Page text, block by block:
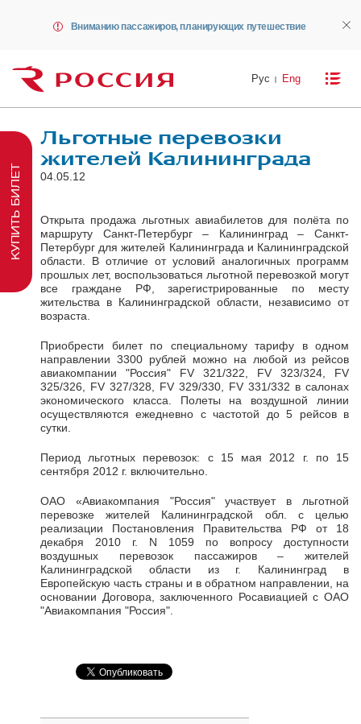
Вниманию пассажиров, планирующих путешествие
Рус Eng
Льготные перевозки
жителей Калининграда
04.05.12
Открыта продажа льготных авиабилетов для полёта по
маршруту Санкт-Петербург – Калининград – Санкт-
Петербург для жителей Калининграда и Калининградской
области. В отличие от условий аналогичных программ
прошлых лет, воспользоваться льготной перевозкой могут
все граждане РФ, зарегистрированные по месту
жительства в Калининградской области, независимо от
возраста.
Приобрести билет по специальному тарифу в одном
направлении 3300 рублей можно на любой из рейсов
авиакомпании "Россия" FV 321/322, FV 323/324, FV
325/326, FV 327/328, FV 329/330, FV 331/332 в салонах
экономического класса. Полеты на воздушной линии
осуществляются ежедневно с частотой до 5 рейсов в
сутки.
Период льготных перевозок: с 15 мая 2012 г. по 15
сентября 2012 г. включительно.
ОАО «Авиакомпания "Россия" участвует в льготной
перевозке жителей Калининградской обл. с целью
реализации Постановления Правительства РФ от 18
декабря 2010 г. N 1059 по вопросу доступности
воздушных перевозок пассажиров – жителей
Калининградской области из г. Калининград в
Европейскую часть страны и в обратном направлении, на
основании Договора, заключенного Росавиацией с ОАО
"Авиакомпания "Россия".
КУПИТЬ БИЛЕТ